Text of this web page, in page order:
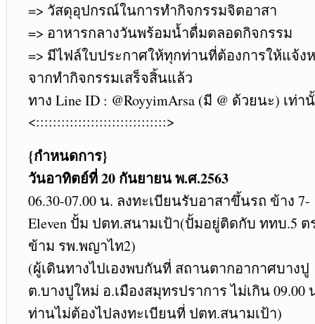
=> วัสดุอุปกรณ์ในการทำกิจกรรมจิตอาสา
=> อาหารกลางวันพร้อมน้ำดื่มตลอดกิจกรรม
=> มีไฟล์ใบประกาศให้ทุกท่านที่ต้องการให้แจ้ง
จากทำกิจกรรมเสร็จสิ้นแล้ว
ทาง Line ID : @RoyyimArsa (มี @ ด้วยนะ) เท่า
<:::::::::::::::::::::::::::::::>
{กำหนดการ}
วันอาทิตย์ที่ 20 กันยายน พ.ศ.2563
06.30-07.00 น. ลงทะเบียนรับอาสาขึ้นรถ ข้าง 7-
Eleven ปั้ม ปตท.สนามเป้า(ปั้มอยู่ติดกับ ททบ.5 ต
ข้าม รพ.พญาไท2)
(ผู้เดินทางไปเองพบกันที่ สถานตากอากาศบางปู
ต.บางปูใหม่ อ.เมืองสมุทรปราการ ไม่เกิน 09.00
ท่านไม่ต้องไปลงทะเบียนที่ ปตท.สนามเป้า)